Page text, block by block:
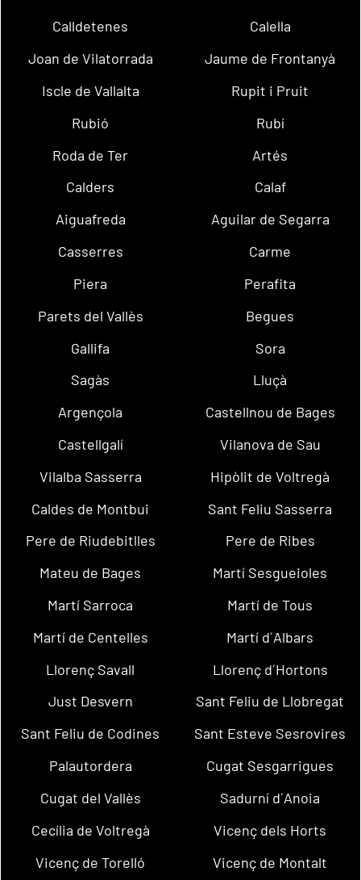
Calldetenes
Calella
Joan de Vilatorrada
Jaume de Frontanyà
Iscle de Vallalta
Rupit i Pruit
Rubió
Rubí
Roda de Ter
Artés
Calders
Calaf
Aiguafreda
Aguilar de Segarra
Casserres
Carme
Piera
Perafita
Parets del Vallès
Begues
Gallifa
Sora
Sagàs
Lluçà
Argençola
Castellnou de Bages
Castellgalí
Vilanova de Sau
Vilalba Sasserra
Hipòlit de Voltregà
Caldes de Montbui
Sant Feliu Sasserra
Pere de Riudebitlles
Pere de Ribes
Mateu de Bages
Martí Sesgueioles
Martí Sarroca
Martí de Tous
Martí de Centelles
Martí d´Albars
Llorenç Savall
Llorenç d´Hortons
Just Desvern
Sant Feliu de Llobregat
Sant Feliu de Codines
Sant Esteve Sesrovires
Palautordera
Cugat Sesgarrigues
Cugat del Vallès
Sadurní d´Anoia
Cecília de Voltregà
Vicenç dels Horts
Vicenç de Torelló
Vicenç de Montalt